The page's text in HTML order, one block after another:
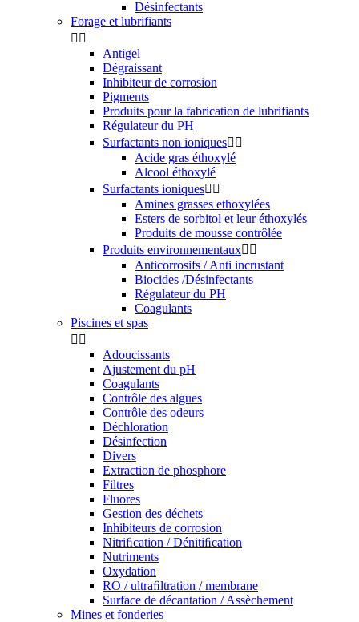
Désinfectants
Forage et lubrifiants
 
Antigel
Dégraissant
Inhibiteur de corrosion
Pigments
Produits pour la fabrication de lubrifiants
Régulateur du PH
Surfactants non ioniques 
Acide gras éthoxylé
Alcool éthoxylé
Surfactants ioniques 
Amines grasses ethoxylées
Esters de sorbitol et leur éthoxylés
Produits de mousse contrôlée
Produits environnementaux 
Anticorrosifs / Anti incrustant
Biocides /Désinfectants
Régulateur du PH
Coagulants
Piscines et spas
 
Adoucissants
Ajustement du pH
Coagulants
Contrôle des algues
Contrôle des odeurs
Déchloration
Désinfection
Divers
Extraction de phosphore
Filtres
Fluores
Gestion des déchets
Inhibiteurs de corrosion
Nitriﬁcation / Dénitiﬁcation
Nutriments
Oxydation
RO / ultraﬁltration / membrane
Surface de décantation / Assèchement
Mines et fonderies